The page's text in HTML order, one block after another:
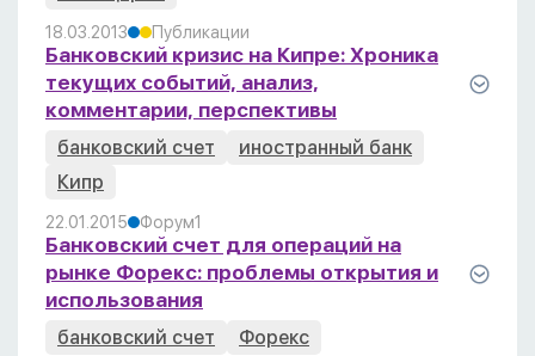
18.03.2013 Публикации
Банковский кризис на Кипре: Хроника
текущих событий, анализ,
комментарии, перспективы
банковский счет
иностранный банк
Кипр
22.01.2015 Форум1
Банковский счет для операций на
рынке Форекс: проблемы открытия и
использования
банковский счет Форекс